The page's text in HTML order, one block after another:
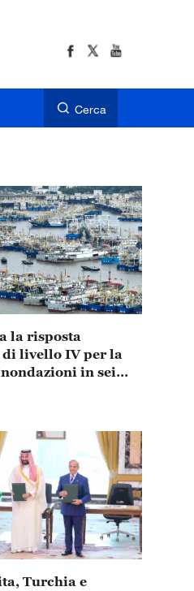
Cerca
la risposta
di livello IV per la
in sei
Turchia e